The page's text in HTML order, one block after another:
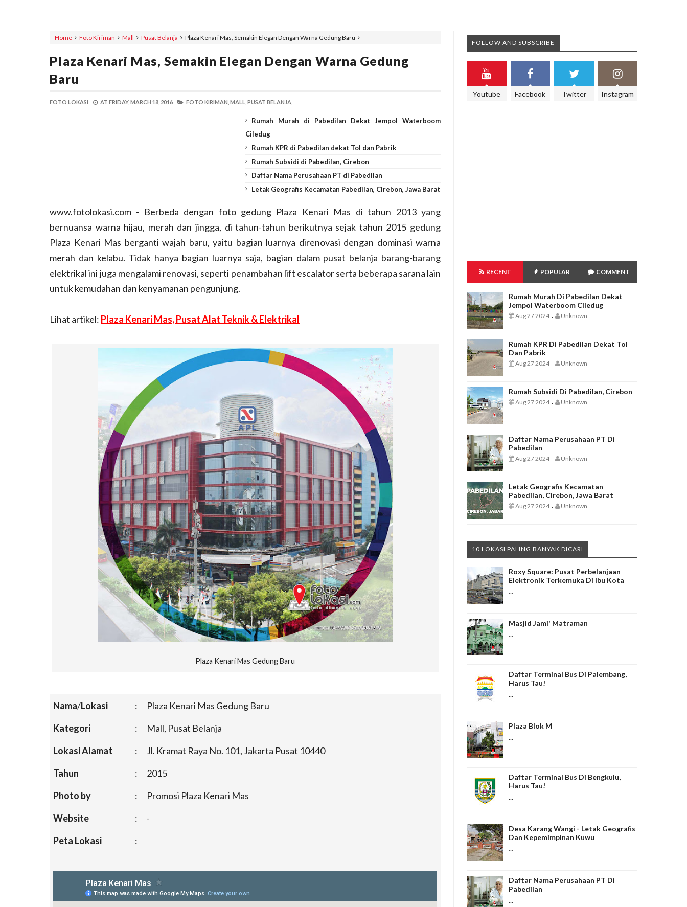
Home Foto Kiriman Mall Pusat Belanja Plaza Kenari Mas, Semakin Elegan Dengan Warna Gedung Baru
Plaza Kenari Mas, Semakin Elegan Dengan Warna Gedung
Baru
FOTO LOKASI AT FRIDAY, MARCH 18, 2016 FOTO KIRIMAN, MALL, PUSAT BELANJA,
Rumah Murah di Pabedilan Dekat Jempol Waterboom
Ciledug
Rumah KPR di Pabedilan dekat Tol dan Pabrik
Rumah Subsidi di Pabedilan, Cirebon
Daftar Nama Perusahaan PT di Pabedilan
Letak Geografis Kecamatan Pabedilan, Cirebon, Jawa Barat
www.fotolokasi.com - Berbeda dengan foto gedung Plaza Kenari Mas di tahun 2013 yang
bernuansa warna hijau, merah dan jingga, di tahun-tahun berikutnya sejak tahun 2015 gedung
Plaza Kenari Mas berganti wajah baru, yaitu bagian luarnya direnovasi dengan dominasi warna
merah dan kelabu. Tidak hanya bagian luarnya saja, bagian dalam pusat belanja barang-barang
elektrikal ini juga mengalami renovasi, seperti penambahan lift escalator serta beberapa sarana lain
untuk kemudahan dan kenyamanan pengunjung.
Lihat artikel: Plaza Kenari Mas, Pusat Alat Teknik & Elektrikal
Plaza Kenari Mas Gedung Baru
Nama/Lokasi :
Plaza Kenari Mas Gedung Baru
Kategori
:
Mall, Pusat Belanja
Lokasi Alamat
:
Jl. Kramat Raya No. 101, Jakarta Pusat 10440
Tahun
:
2015
Photo by
:
Promosi Plaza Kenari Mas
Website
:
-
Peta Lokasi
:
FOLLOW AND SUBSCRIBE
Youtube Facebook Twitter Instagram
RECENT POPULAR COMMENT
Rumah Murah Di Pabedilan Dekat
Jempol Waterboom Ciledug
Aug 27 2024 - Unknown
Rumah KPR Di Pabedilan Dekat Tol
Dan Pabrik
Aug 27 2024 - Unknown
Rumah Subsidi Di Pabedilan, Cirebon
Aug 27 2024 - Unknown
Daftar Nama Perusahaan PT Di
Pabedilan
Aug 27 2024 - Unknown
Letak Geografis Kecamatan
Pabedilan, Cirebon, Jawa Barat
Aug 27 2024 - Unknown
10 LOKASI PALING BANYAK DICARI
Roxy Square: Pusat Perbelanjaan
Elektronik Terkemuka Di Ibu Kota
...
Masjid Jami' Matraman
...
Daftar Terminal Bus Di Palembang,
Harus Tau!
...
Plaza Blok M
...
Daftar Terminal Bus Di Bengkulu,
Harus Tau!
...
Desa Karang Wangi - Letak Geografis
Dan Kepemimpinan Kuwu
...
Daftar Nama Perusahaan PT Di
Pabedilan
...